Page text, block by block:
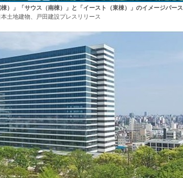
）」「サウス（南棟）」と「イースト（東棟）」のイメージパース
土地建物、戸田建設プレスリリース